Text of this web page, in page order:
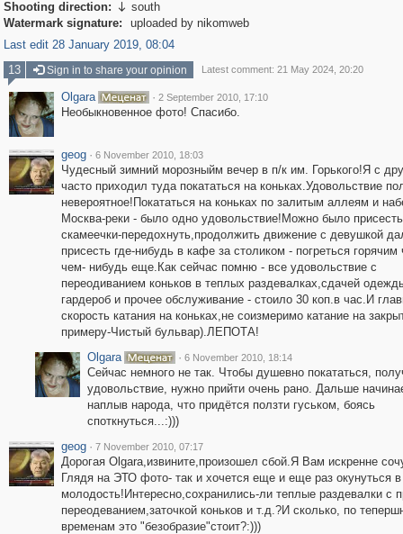
Shooting direction:  south
Watermark signature:
uploaded by nikomweb
Last edit 28 January 2019, 08:04
13
Sign in to share your opinion Latest comment: 21 May 2024, 20:20
Olgara · 2 September 2010, 17:10
Необыкновенное фото! Спасибо.
geog · 6 November 2010, 18:03
Чудесный зимний морозныйм вечер в п/к им. Горького!Я с
часто приходил туда покататься на коньках.Удовольствие
невероятное!Покататься на коньках по залитым аллеям и
Москва-реки - было одно удовольствие!Можно было
скамеечки-передохнуть,продолжить движение с девушкой
присесть где-нибудь в кафе за столиком - погреться
чем- нибудь еще.Как сейчас помню - все удовольствие с
переодиванием коньков в теплых раздевалках,сдачей
гардероб и прочее обслуживание - стоило 30 коп.в час.И
скорость катания на коньках,не соизмеримо катание на
примеру-Чистый бульвар).ЛЕПОТА!
Olgara
· 6 November 2010, 18:14
Сейчас немного не так. Чтобы душевно покататься,
удовольствие, нужно прийти очень рано. Дальше
наплыв народа, что придётся ползти гуськом, боясь
споткнуться...:)))
geog · 7 November 2010, 07:17
Дорогая Olgara,извините,произошел сбой.Я Вам искренне
Глядя на ЭТО фото- так и хочется еще и еще раз окунуться в
молодость!Интересно,сохранились-ли теплые раздевалки с
переодеванием,заточкой коньков и т.д.?И сколько, по
временам это "безобразие"стоит?:)))